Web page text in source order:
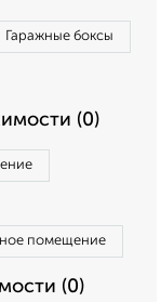
Гаражные боксы
(0)
помещение
(0)